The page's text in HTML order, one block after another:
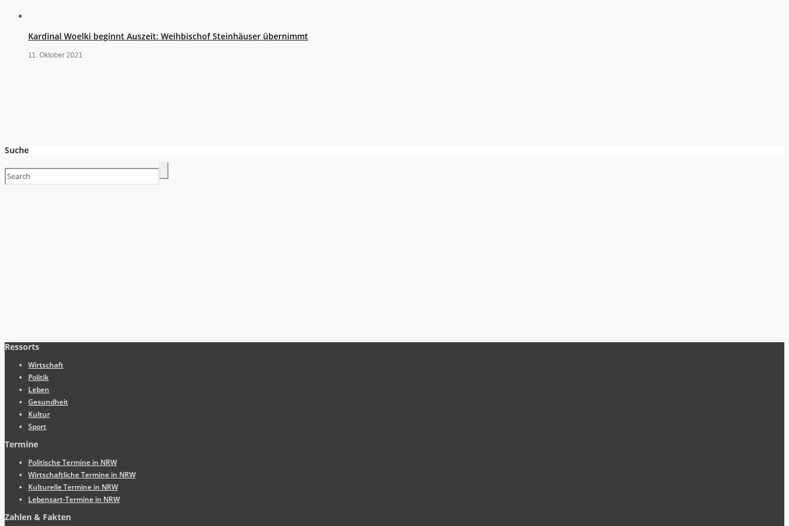
Kardinal Woelki beginnt Auszeit: Weihbischof Steinhäuser übernimmt
11. Oktober 2021
Suche
Ressorts
Wirtschaft
Politik
Leben
Gesundheit
Kultur
Sport
Termine
Politische Termine in NRW
Wirtschaftliche Termine in NRW
Kulturelle Termine in NRW
Lebensart-Termine in NRW
Zahlen & Fakten